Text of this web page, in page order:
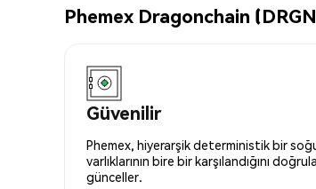
Phemex Dragonchain
Güvenilir
Phemex, hiyerarşik deterministik bir
varlıklarının bire bir karşılandığını
günceller.